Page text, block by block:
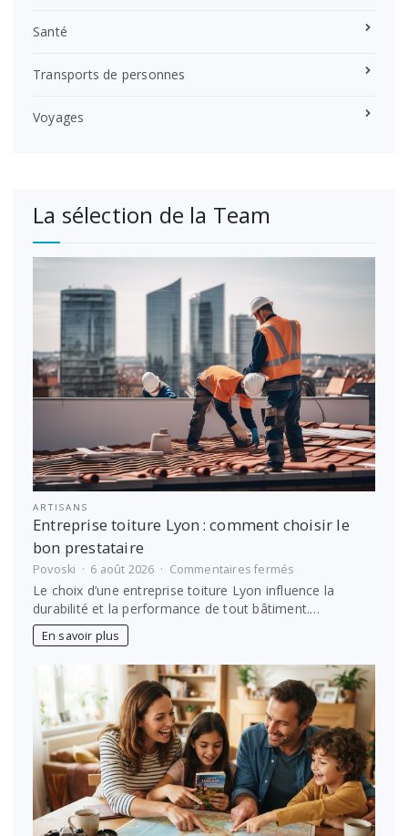
Santé
Transports de personnes
Voyages
La sélection de la Team
ARTISANS
Entreprise toiture Lyon : comment choisir le
bon prestataire
Povoski 6 août 2026 Commentaires fermés
Entreprise
toiture
Lyon :
le
bon
prestataire
Le choix d’une entreprise toiture Lyon influence la
durabilité et la performance de tout bâtiment.…
En savoir plus